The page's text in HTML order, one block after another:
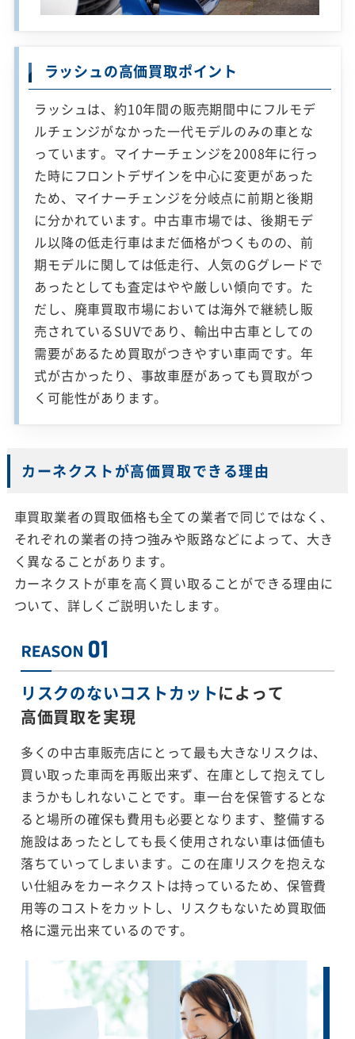
ラッシュの高価買取ポイント
ラッシュは、約10年間の販売期間中にフルモデ
ルチェンジがなかった一代モデルのみの車とな
っています。マイナーチェンジを2008年に行っ
た時にフロントデザインを中心に変更があった
ため、マイナーチェンジを分岐点に前期と後期
に分かれています。中古車市場では、後期モデ
ル以降の低走行車はまだ価格がつくものの、前
期モデルに関しては低走行、人気のGグレードで
あったとしても査定はやや厳しい傾向です。た
だし、廃車買取市場においては海外で継続し販
売されているSUVであり、輸出中古車としての
需要があるため買取がつきやすい車両です。年
式が古かったり、事故車歴があっても買取がつ
く可能性があります。
カーネクストが高価買取できる理由
車買取業者の買取価格も全ての業者で同じではなく、
それぞれの業者の持つ強みや販路などによって、大き
く異なることがあります。
カーネクストが車を高く買い取ることができる理由に
ついて、詳しくご説明いたします。
リスクのないコストカットによって
高価買取を実現
多くの中古車販売店にとって最も大きなリスクは、
買い取った車両を再販出来ず、在庫として抱えてし
まうかもしれないことです。車一台を保管するとな
ると場所の確保も費用も必要となります、整備する
施設はあったとしても長く使用されない車は価値も
落ちていってしまいます。この在庫リスクを抱えな
い仕組みをカーネクストは持っているため、保管費
用等のコストをカットし、リスクもないため買取価
格に還元出来ているのです。